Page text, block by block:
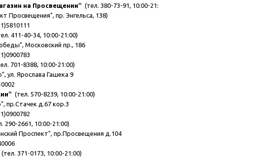
на Просвещении" (тел. 380-73-91, 10:00-21:00)
Просвещения", пр. Энгельса, 138)
411-40-34, 10:00-21:00)
Московский пр., 186
701-8388, 10:00-21:00)
ул. Ярослава Гашека 9
" (тел. 570-8239, 10:00-21:00)
пр.Стачек д.67 кор.3
290-2661, 10:00-21:00)
Проспект", пр.Просвещения д.104
(тел. 371-0173, 10:00-21:00)